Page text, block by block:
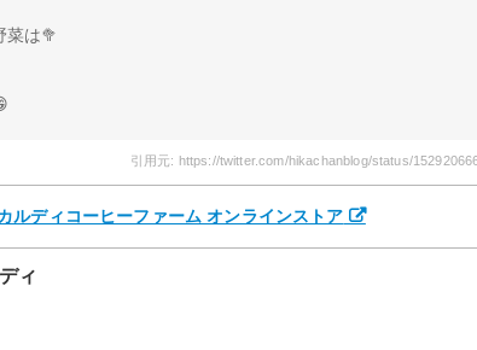
菜は🥦
引用元: https://twitter.com/hikachanblog/status/
ディコーヒーファーム オンラインストア
ィ